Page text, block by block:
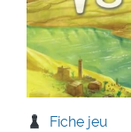
Fiche jeu